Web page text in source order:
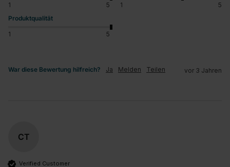
1 5 1
5
Produktqualität
1 5
War diese Bewertung hilfreich? Ja Melden Teilen vor 3 Jahren
CT
Verified Customer